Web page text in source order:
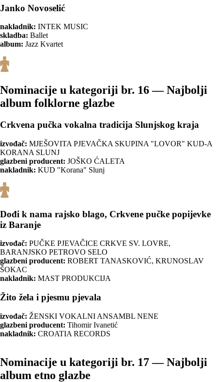
Janko Novoselić
nakladnik: INTEK MUSIC
skladba: Ballet
album: Jazz Kvartet
Nominacije u kategoriji br. 16 — Najbolji
album folklorne glazbe
Crkvena pučka vokalna tradicija Slunjskog kraja
izvođač: MJEŠOVITA PJEVAČKA SKUPINA "LOVOR" KUD-A
KORANA SLUNJ
glazbeni producent: JOŠKO ĆALETA
nakladnik: KUD "Korana" Slunj
Dođi k nama rajsko blago, Crkvene pučke popijevke
iz Baranje
izvođač: PUČKE PJEVAČICE CRKVE SV. LOVRE,
BARANJSKO PETROVO SELO
glazbeni producent: ROBERT TANASKOVIĆ, KRUNOSLAV
ŠOKAC
nakladnik: MAST PRODUKCIJA
Žito žela i pjesmu pjevala
izvođač: ŽENSKI VOKALNI ANSAMBL NENE
glazbeni producent: Tihomir Ivanetić
nakladnik: CROATIA RECORDS
Nominacije u kategoriji br. 17 — Najbolji
album etno glazbe